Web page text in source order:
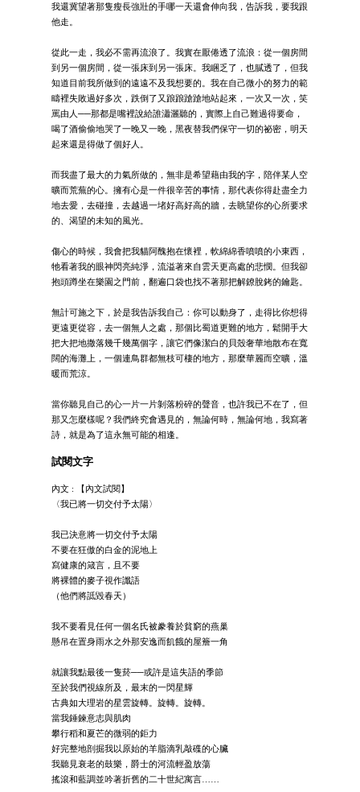
我還冀望著那隻瘦長強壯的手哪一天還會伸向我，告訴我，要我跟
他走。
從此一走，我必不需再流浪了。我實在厭倦透了流浪：從一個房間
到另一個房間，從一張床到另一張床。我睏乏了，也膩透了，但我
知道目前我所做到的遠遠不及我想要的。我在自己微小的努力的範
疇裡失敗過好多次，跌倒了又踉踉蹌蹌地站起來，一次又一次，笑
罵由人──那都是嘴裡說給誰瀟灑聽的，實際上自己難過得要命，
喝了酒偷偷地哭了一晚又一晚，黑夜替我們保守一切的祕密，明天
起來還是得做了個好人。
而我盡了最大的力氣所做的，無非是希望藉由我的字，陪伴某人空
曠而荒蕪的心。擁有心是一件很辛苦的事情，那代表你得赴盡全力
地去愛，去碰撞，去越過一堵好高好高的牆，去眺望你的心所要求
的、渴望的未知的風光。
傷心的時候，我會把我貓阿醜抱在懷裡，軟綿綿香噴噴的小東西，
牠看著我的眼神閃亮純淨，流溢著來自雲天更高處的悲憫。但我卻
抱頭蹲坐在樂園之門前，翻遍口袋也找不著那把解鐐脫銬的鑰匙。
無計可施之下，於是我告訴我自己：你可以動身了，走得比你想得
更遠更從容，去一個無人之處，那個比蜀道更難的地方，鬆開手大
把大把地撒落幾千幾萬個字，讓它們像潔白的貝殼奢華地散布在寬
闊的海灘上，一個連鳥群都無枝可棲的地方，那麼華麗而空曠，溫
暖而荒涼。
當你聽見自己的心一片一片剝落粉碎的聲音，也許我已不在了，但
那又怎麼樣呢？我們終究會遇見的，無論何時，無論何地，我寫著
詩，就是為了這永無可能的相逢。
試閱文字
內文 : 【內文試閱】
〈我已將一切交付予太陽〉
我已決意將一切交付予太陽
不要在狂傲的白金的泥地上
寫健康的箴言，且不要
將裸體的麥子視作讖語
（他們將詆毀春天）
我不要看見任何一個名氏被豢養於貧窮的燕巢
懸吊在置身雨水之外那安逸而飢餓的屋簷一角
就讓我點最後一隻菸──或許是這失語的季節
至於我們視線所及，最末的一閃星輝
古典如大理岩的星雲旋轉。旋轉。旋轉。
當我錘鍊意志與肌肉
攀行稻和夏芒的微弱的鉅力
好完整地剖掘我以原始的羊脂滴乳敲磼的心臟
我聽見衰老的鼓樂，爵士的河流輕盈放蕩
搖滾和藍調並吟著折舊的二十世紀寓言……